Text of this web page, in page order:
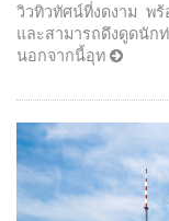
วิวทิวทัศน์ที่งดงาม พร้
และสามารถดึงดูดนักท่
นอกจากนี้อุท